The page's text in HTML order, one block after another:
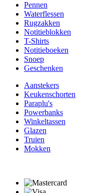
Pennen
Waterflessen
Rugzakken
Notitieblokken
T-Shirts
Notitieboeken
Snoep
Geschenken
Aanstekers
Keukenschorten
Paraplu's
Powerbanks
Winkeltassen
Glazen
Truien
Mokken